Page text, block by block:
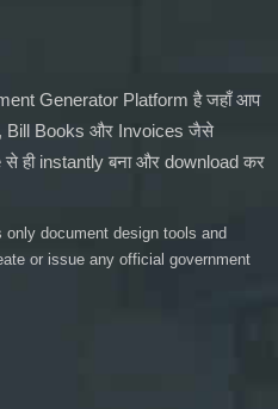
Generator Platform है जहाँ आप
Bill Books और Invoices जैसे
ही instantly बना और download कर
only document design tools and
or issue any official government